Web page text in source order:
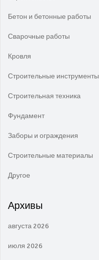
Бетон и бетонные работы
Сварочные работы
Кровля
Строительные инструменты
Строительная техника
Фундамент
Заборы и ограждения
Строительные материалы
Другое
Архивы
августа 2026
июля 2026